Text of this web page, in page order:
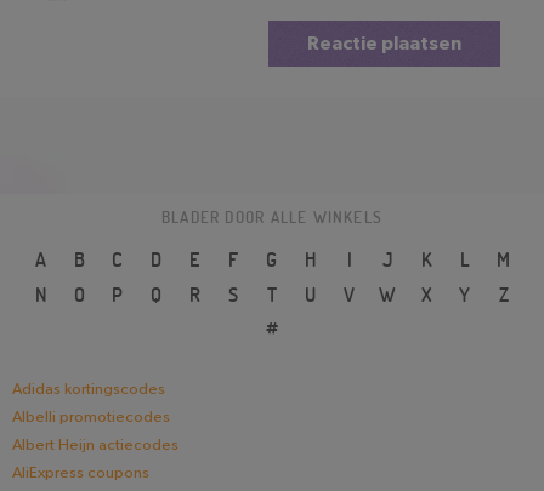
Reactie plaatsen
BLADER DOOR ALLE WINKELS
A B C D E F G H I J K L
M
N
O P Q R S T U V W X Y
Z
#
Adidas kortingscodes
Albelli promotiecodes
Albert Heijn actiecodes
AliExpress coupons